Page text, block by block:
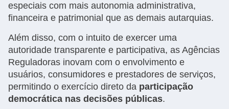
especiais com mais autonomia administrativa,
financeira e patrimonial que as demais autarquias.
Além disso, com o intuito de exercer uma
autoridade transparente e participativa, as Agências
Reguladoras inovam com o envolvimento e
usuários, consumidores e prestadores de serviços,
permitindo o exercício direto da participação
democrática nas decisões públicas.